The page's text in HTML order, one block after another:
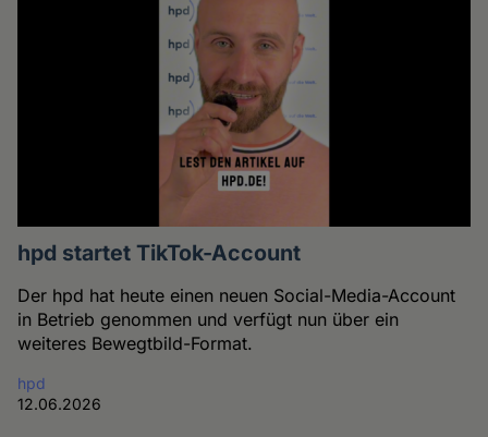
hpd startet TikTok-Account
Der hpd hat heute einen neuen Social-Media-Account
in Betrieb genommen und verfügt nun über ein
weiteres Bewegtbild-Format.
hpd
12.06.2026